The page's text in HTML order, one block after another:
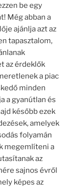
be egy
Még abban a
ajánlja azt az
tapasztalom,
az érdeklők
a piac
minden
a gyanútlan és
később ezek
amelyek
folyamán
megemlíteni a
az
sajnos évről
képes az